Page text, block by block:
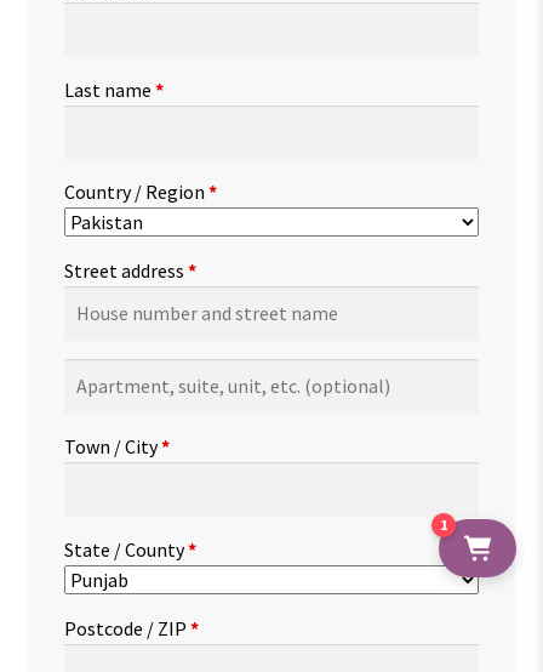
Last name *
Country / Region *
Street address *
suite,
etc.(optional)
Town / City*
State / County*
Postcode / ZIP *
1